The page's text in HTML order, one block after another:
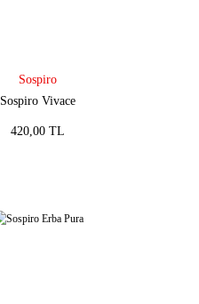
Sospiro
Sospiro Vivace
420,00 TL